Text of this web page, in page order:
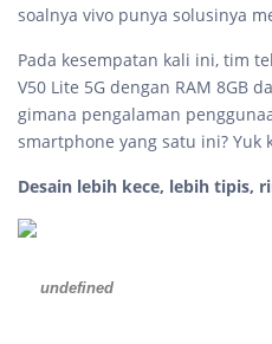
soalnya vivo punya solusinya
Pada kesempatan kali ini, tim
V50 Lite 5G dengan RAM 8GB
gimana pengalaman
smartphone yang satu ini? Yuk
Desain lebih kece, lebih tipis,
undefined